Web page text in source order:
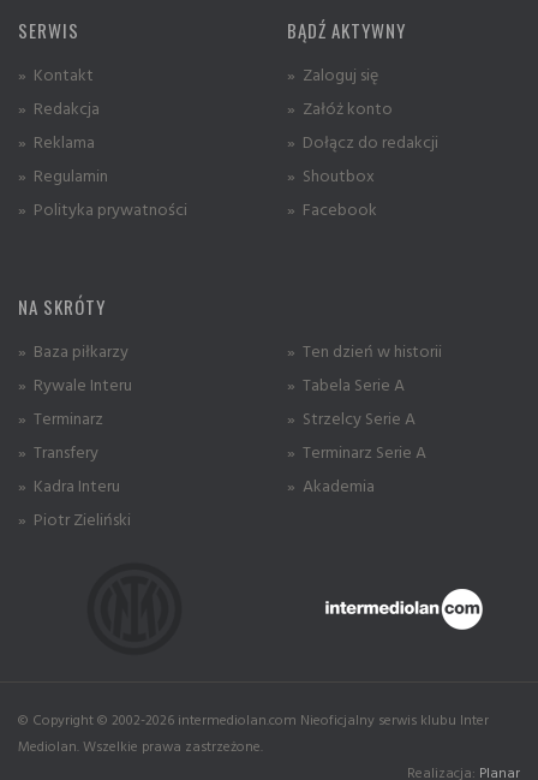
SERWIS
» Kontakt
» Redakcja
» Reklama
» Regulamin
» Polityka prywatności
BĄDŹ AKTYWNY
» Zaloguj się
» Załóż konto
» Dołącz do redakcji
» Shoutbox
» Facebook
NA SKRÓTY
» Baza piłkarzy
» Rywale Interu
» Terminarz
» Transfery
» Kadra Interu
» Piotr Zieliński
» Ten dzień w historii
» Tabela Serie A
» Strzelcy Serie A
» Terminarz Serie A
» Akademia
© Copyright © 2002-2026 intermediolan.com Nieoficjalny serwis klubu Inter
Mediolan. Wszelkie prawa zastrzeżone.
Realizacja: Planar